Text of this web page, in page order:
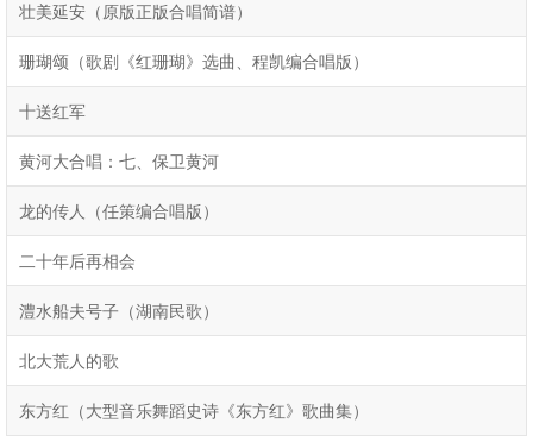
壮美延安（原版正版合唱简谱）
珊瑚颂（歌剧《红珊瑚》选曲、程凯编合唱版）
十送红军
黄河大合唱：七、保卫黄河
龙的传人（任策编合唱版）
二十年后再相会
澧水船夫号子（湖南民歌）
北大荒人的歌
东方红（大型音乐舞蹈史诗《东方红》歌曲集）